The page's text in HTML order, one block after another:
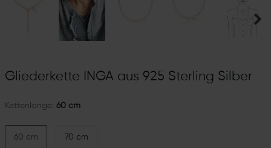
Gliederkette INGA aus 925 Sterling Silber
Kettenlänge: 60 cm
60 cm 70 cm